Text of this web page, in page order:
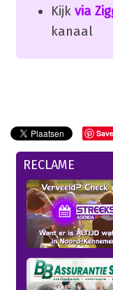
Kijk via
kanaal
Save
RECLAME